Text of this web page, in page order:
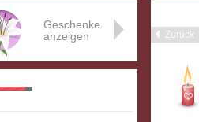
Zurück
Geschenke
anzeigen